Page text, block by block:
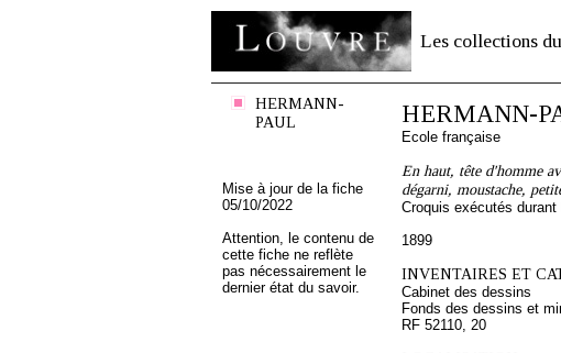
Les collections
HERMANN-
PAUL
Mise à jour de la fiche
05/10/2022
Attention, le contenu de
cette fiche ne reflète
pas nécessairement le
dernier état du savoir.
HERMANN-
Ecole française
En haut, tête d'homme
dégarni, moustache,
Croquis exécutés
1899
INVENTAIRES ET
Cabinet des dessins
Fonds des dessins et
RF 52110, 20